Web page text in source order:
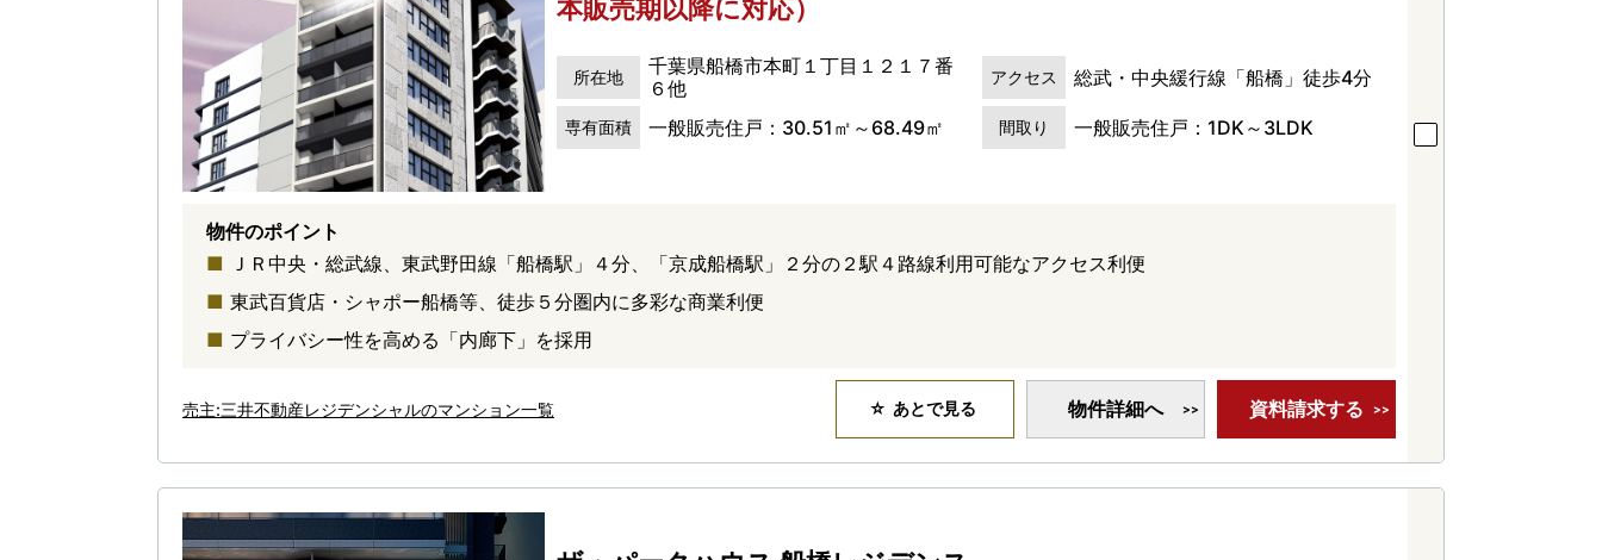
本販売期以降に対応）
所在地
千葉県船橋市本町１丁目１２１７番
６他
アクセス 総武・中央緩行線「船橋」徒歩4分
専有面積 一般販売住戸：30.51㎡～68.49㎡ 間取り 一般販売住戸：1DK～3LDK
物件のポイント
ＪＲ中央・総武線、東武野田線「船橋駅」４分、「京成船橋駅」２分の２駅４路線利用可能なアクセス利便
東武百貨店・シャポー船橋等、徒歩５分圏内に多彩な商業利便
プライバシー性を高める「内廊下」を採用
売主:三井不動産レジデンシャルのマンション一覧 あとで見る 物件詳細へ 資料請求する